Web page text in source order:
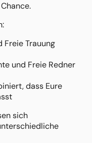
Freie Trauung
und Freie Redner
dass Eure
sich